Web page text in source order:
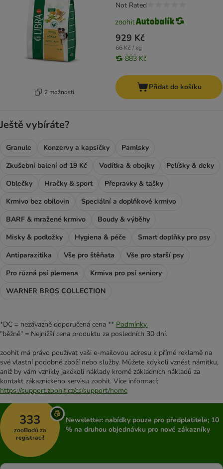
2 možností
929 Kč
66 Kč / kg
883 Kč
Not Rated
Přidat do košíku
Ještě vybíráte?
Granule Konzervy a kapsičky
Pamlsky
Zkušební balení od 19 Kč
Vodítka & obojky
Pelíšky & deky
Oblečky
Hračky & sport
Přepravky & tašky
Krmivo bez obilovin
Speciální a doplňkové krmivo
BARF & mražené krmivo
Boudy & výběhy
Misky & podložky
Hygiena & péče
Smart doplňky pro psy
Antiparazitika
Vše pro štěňata
Vše pro starší psy
Pro různá psí plemena
Krmiva pro psí seniory
WARNER BROS COLLECTION
*DC = nezávazně doporučená cena ** Podmínky.
"běžně" = Nejnižší cena produktu za posledních 30 dní.
zoohit má právo používat vaši e-mailovou adresu k přímé reklamě na
své vlastní podobné zboží nebo služby. Můžete kdykoli vznést námitku,
aniž by vám vznikly jakékoli náklady kromě základních nákladů za
kontakt zákaznického servisu zoohit. Více informací:
https://support.zoohit.cz/cs/support/home
333
zooBodů za
registraci!
Newsletter: nabídky pouze pro předplatitele; 10
% na druhou objednávku pro nové zákazníky